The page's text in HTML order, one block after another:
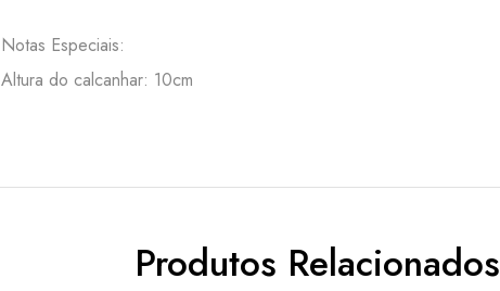
Notas Especiais:
Altura do calcanhar: 10cm
Produtos Relacionados